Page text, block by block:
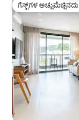
ಗೆಸ್ಟ್‌ಗಳ ಅಚ್ಚುಮೆಚ್ಚಿನದು
ಗೆಸ್ಟ್‌ಗಳ ಅಚ್ಚುಮೆಚ್ಚಿನದು